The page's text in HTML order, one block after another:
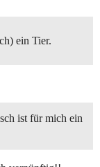
ein Tier.
ist für mich ein